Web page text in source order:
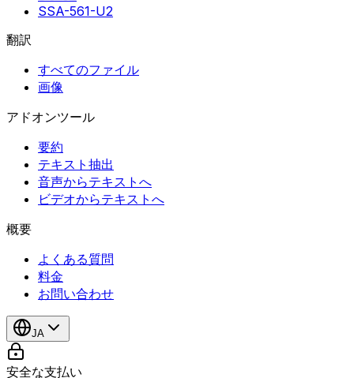
SSA-561-U2
翻訳
すべてのファイル
画像
アドオンツール
要約
テキスト抽出
音声からテキストへ
ビデオからテキストへ
概要
よくある質問
料金
お問い合わせ
JA
安全な支払い